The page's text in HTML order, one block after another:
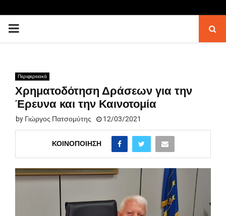
PRIMARY
Περιφερειακά
Χρηματοδότηση Δράσεων για την
Έρευνα και την Καινοτομία
by Γιώργος Πατσομύτης 12/03/2021
ΚΟΙΝΟΠΟΊΗΣΗ